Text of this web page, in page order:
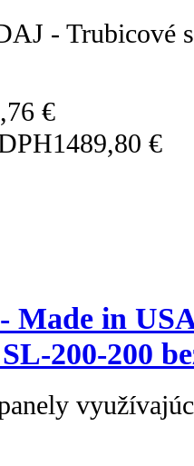
- Trubicové
€
1489,80 €
Made in
200-200